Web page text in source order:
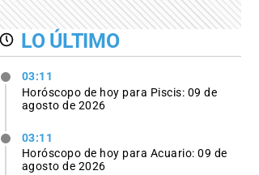
LO ÚLTIMO
03:11
Horóscopo de hoy para Piscis: 09 de
agosto de 2026
03:11
Horóscopo de hoy para Acuario: 09 de
agosto de 2026